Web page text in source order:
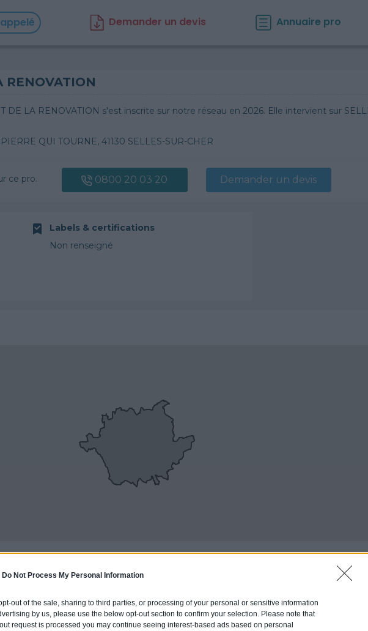
Do Not Process My Personal Information
out of the sale, sharing to third parties, or processing of your personal or sensitive information
by us, please use the below opt-out section to confirm your selection. Please note that
request is processed you may continue seeing interest-based ads based on personal
Demander un devis Annuaire pro
RENOVATION
DE LA RENOVATION s'est inscrite sur notre réseau en 2026. Elle intervient sur
QUI TOURNE, 41130 SELLES-SUR-CHER
ce pro. 0800 20 03 20 Demander un devis
Labels & certifications
Non renseigné
SELLES-SUR-CHER